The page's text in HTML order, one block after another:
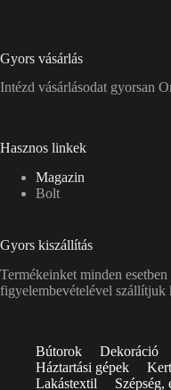
Gyors vásárlás
Intézd vásárlásodat gyorsan
Hasznos linkek
Magazin
Bolt
Gyors kiszállítás
Termékeinket minden
figyelembevételével szállítjuk
Bútorok Dekoráció
Háztartási gépek
Lakástextil
Szépség,